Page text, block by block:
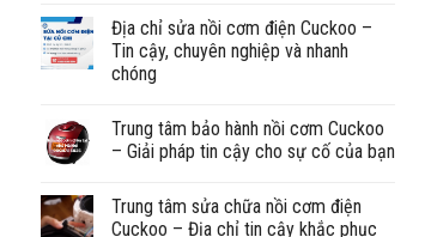
Địa chỉ sửa nồi cơm điện Cuckoo –
Tin cậy, chuyên nghiệp và nhanh
chóng
Trung tâm bảo hành nồi cơm Cuckoo
– Giải pháp tin cậy cho sự cố của bạn
Trung tâm sửa chữa nồi cơm điện
Cuckoo – Địa chỉ tin cậy khắc phục